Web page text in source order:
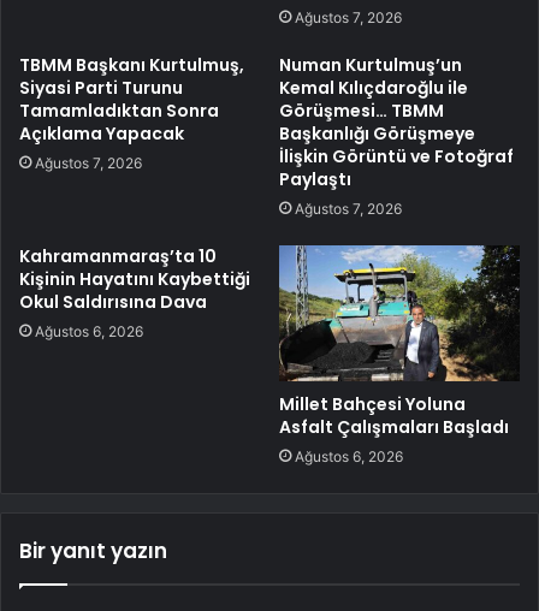
Ağustos 7, 2026
TBMM Başkanı Kurtulmuş,
Siyasi Parti Turunu
Tamamladıktan Sonra
Açıklama Yapacak
Ağustos 7, 2026
Numan Kurtulmuş’un
Kemal Kılıçdaroğlu ile
Görüşmesi… TBMM
Başkanlığı Görüşmeye
İlişkin Görüntü ve Fotoğraf
Paylaştı
Ağustos 7, 2026
Kahramanmaraş’ta 10
Kişinin Hayatını Kaybettiği
Okul Saldırısına Dava
Ağustos 6, 2026
Millet Bahçesi Yoluna
Asfalt Çalışmaları Başladı
Ağustos 6, 2026
Bir yanıt yazın